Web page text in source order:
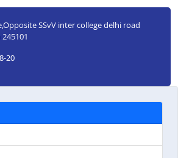
SSvV inter college delhi road
20